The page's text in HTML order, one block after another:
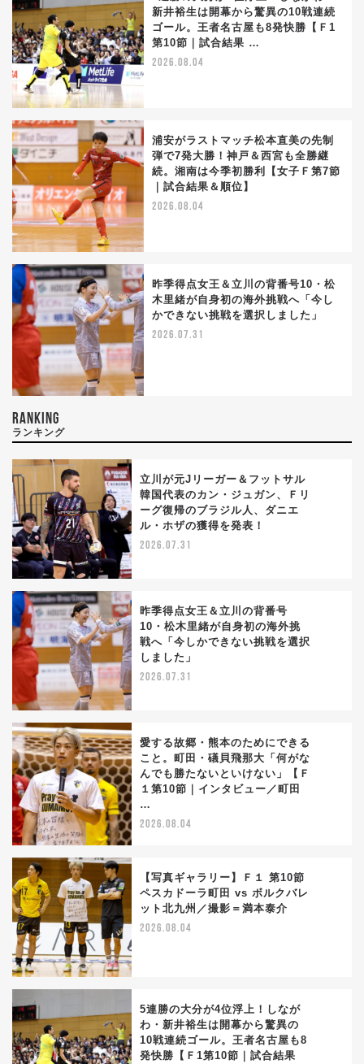
新井裕生は開幕から驚異の10戦連続
ゴール。王者名古屋も8発快勝【Ｆ1
第10節｜試合結果 …
2026.08.04
浦安がラストマッチ松本直美の先制
弾で7発大勝！神戸＆西宮も全勝継
続。湘南は今季初勝利【女子Ｆ第7節
｜試合結果＆順位】
2026.08.04
昨季得点女王＆立川の背番号10・松
木里緒が自身初の海外挑戦へ「今し
かできない挑戦を選択しました」
2026.07.31
RANKING
ランキング
立川が元Jリーガー＆フットサル
韓国代表のカン・ジュガン、Ｆリ
ーグ復帰のブラジル人、ダニエ
ル・ホザの獲得を発表！
2026.07.31
昨季得点女王＆立川の背番号
10・松木里緒が自身初の海外挑
戦へ「今しかできない挑戦を選択
しました」
2026.07.31
愛する故郷・熊本のためにできる
こと。町田・礒貝飛那大「何がな
んでも勝たないといけない」【Ｆ
１第10節｜インタビュー／町田
…
2026.08.04
【写真ギャラリー】Ｆ１ 第10節
ペスカドーラ町田 vs ボルクバレ
ット北九州／撮影＝満本泰介
2026.08.04
5連勝の大分が4位浮上！しなが
わ・新井裕生は開幕から驚異の
10戦連続ゴール。王者名古屋も8
発快勝【Ｆ1第10節｜試合結果